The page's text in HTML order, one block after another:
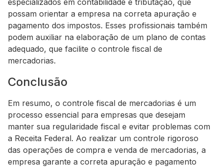
especializados em contabilidade e tributação, que
possam orientar a empresa na correta apuração e
pagamento dos impostos. Esses profissionais também
podem auxiliar na elaboração de um plano de contas
adequado, que facilite o controle fiscal de
mercadorias.
Conclusão
Em resumo, o controle fiscal de mercadorias é um
processo essencial para empresas que desejam
manter sua regularidade fiscal e evitar problemas com
a Receita Federal. Ao realizar um controle rigoroso
das operações de compra e venda de mercadorias, a
empresa garante a correta apuração e pagamento